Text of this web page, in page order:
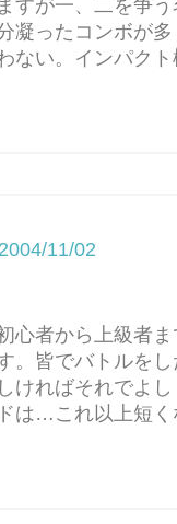
すが一、二を争
凝ったコンボが
ない。インパク
11/02
者から上級者ま
皆でバトルをし
ければそれでよ
は…これ以上短く